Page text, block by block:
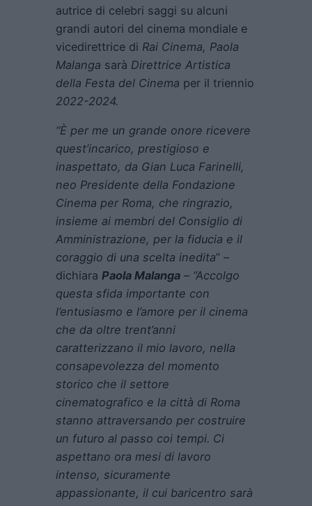
autrice di celebri saggi su alcuni
grandi autori del cinema mondiale e
vicedirettrice di Rai Cinema, Paola
Malanga sarà Direttrice Artistica
della Festa del Cinema per il triennio
2022-2024.
“È per me un grande onore ricevere
quest’incarico, prestigioso e
inaspettato, da Gian Luca Farinelli,
neo Presidente della Fondazione
Cinema per Roma, che ringrazio,
insieme ai membri del Consiglio di
Amministrazione, per la fiducia e il
coraggio di una scelta inedita” –
dichiara Paola Malanga – “Accolgo
questa sfida importante con
l’entusiasmo e l’amore per il cinema
che da oltre trent’anni
caratterizzano il mio lavoro, nella
consapevolezza del momento
storico che il settore
cinematografico e la città di Roma
stanno attraversando per costruire
un futuro al passo coi tempi. Ci
aspettano ora mesi di lavoro
intenso, sicuramente
appassionante, il cui baricentro sarà